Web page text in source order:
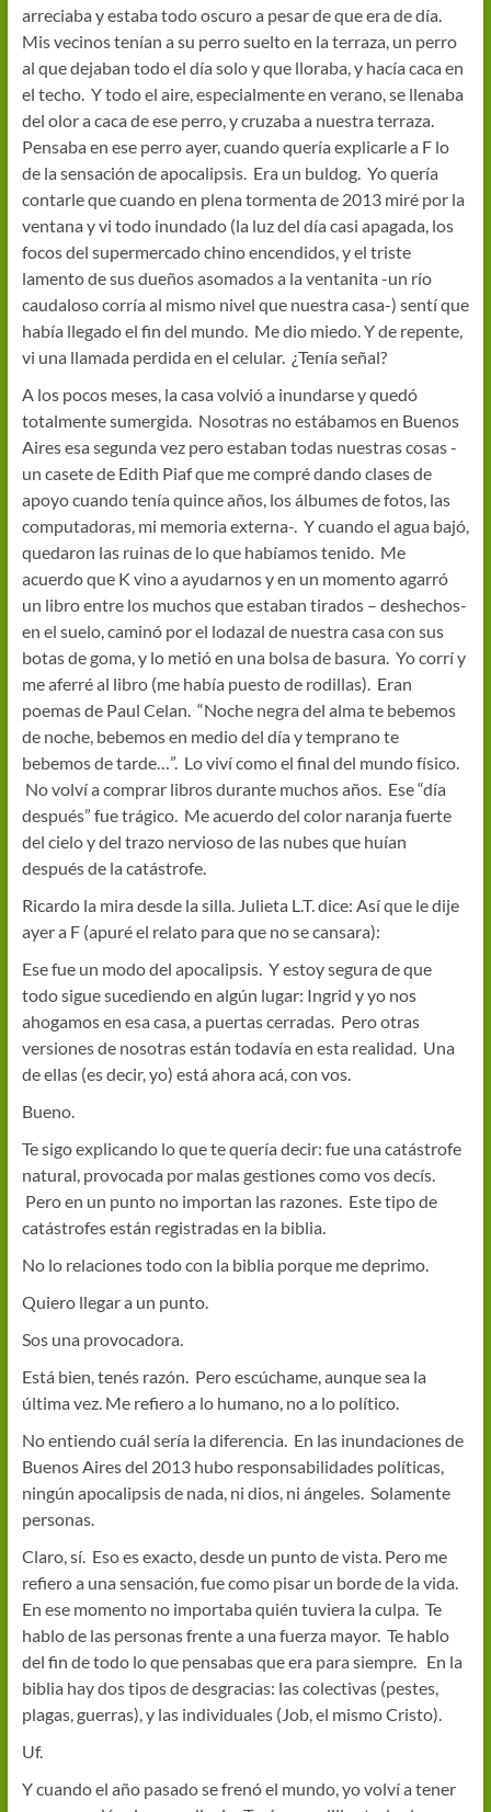
arreciaba y estaba todo oscuro a pesar de que era de día.
Mis vecinos tenían a su perro suelto en la terraza, un perro
al que dejaban todo el día solo y que lloraba, y hacía caca en
el techo. Y todo el aire, especialmente en verano, se llenaba
del olor a caca de ese perro, y cruzaba a nuestra terraza.
Pensaba en ese perro ayer, cuando quería explicarle a F lo
de la sensación de apocalipsis. Era un buldog. Yo quería
contarle que cuando en plena tormenta de 2013 miré por la
ventana y vi todo inundado (la luz del día casi apagada, los
focos del supermercado chino encendidos, y el triste
lamento de sus dueños asomados a la ventanita -un río
caudaloso corría al mismo nivel que nuestra casa-) sentí que
había llegado el fin del mundo. Me dio miedo. Y de repente,
vi una llamada perdida en el celular. ¿Tenía señal?
A los pocos meses, la casa volvió a inundarse y quedó
totalmente sumergida. Nosotras no estábamos en Buenos
Aires esa segunda vez pero estaban todas nuestras cosas -
un casete de Edith Piaf que me compré dando clases de
apoyo cuando tenía quince años, los álbumes de fotos, las
computadoras, mi memoria externa-. Y cuando el agua bajó,
quedaron las ruinas de lo que habíamos tenido. Me
acuerdo que K vino a ayudarnos y en un momento agarró
un libro entre los muchos que estaban tirados – deshechos-
en el suelo, caminó por el lodazal de nuestra casa con sus
botas de goma, y lo metió en una bolsa de basura. Yo corrí y
me aferré al libro (me había puesto de rodillas). Eran
poemas de Paul Celan. “Noche negra del alma te bebemos
de noche, bebemos en medio del día y temprano te
bebemos de tarde…”. Lo viví como el final del mundo físico.
No volví a comprar libros durante muchos años. Ese “día
después” fue trágico. Me acuerdo del color naranja fuerte
del cielo y del trazo nervioso de las nubes que huían
después de la catástrofe.
Ricardo la mira desde la silla. Julieta L.T. dice: Así que le dije
ayer a F (apuré el relato para que no se cansara):
Ese fue un modo del apocalipsis. Y estoy segura de que
todo sigue sucediendo en algún lugar: Ingrid y yo nos
ahogamos en esa casa, a puertas cerradas. Pero otras
versiones de nosotras están todavía en esta realidad. Una
de ellas (es decir, yo) está ahora acá, con vos.
Bueno.
Te sigo explicando lo que te quería decir: fue una catástrofe
natural, provocada por malas gestiones como vos decís.
Pero en un punto no importan las razones. Este tipo de
catástrofes están registradas en la biblia.
No lo relaciones todo con la biblia porque me deprimo.
Quiero llegar a un punto.
Sos una provocadora.
Está bien, tenés razón. Pero escúchame, aunque sea la
última vez. Me refiero a lo humano, no a lo político.
No entiendo cuál sería la diferencia. En las inundaciones de
Buenos Aires del 2013 hubo responsabilidades políticas,
ningún apocalipsis de nada, ni dios, ni ángeles. Solamente
personas.
Claro, sí. Eso es exacto, desde un punto de vista. Pero me
refiero a una sensación, fue como pisar un borde de la vida.
En ese momento no importaba quién tuviera la culpa. Te
hablo de las personas frente a una fuerza mayor. Te hablo
del fin de todo lo que pensabas que era para siempre. En la
biblia hay dos tipos de desgracias: las colectivas (pestes,
plagas, guerras), y las individuales (Job, el mismo Cristo).
Uf.
Y cuando el año pasado se frenó el mundo, yo volví a tener